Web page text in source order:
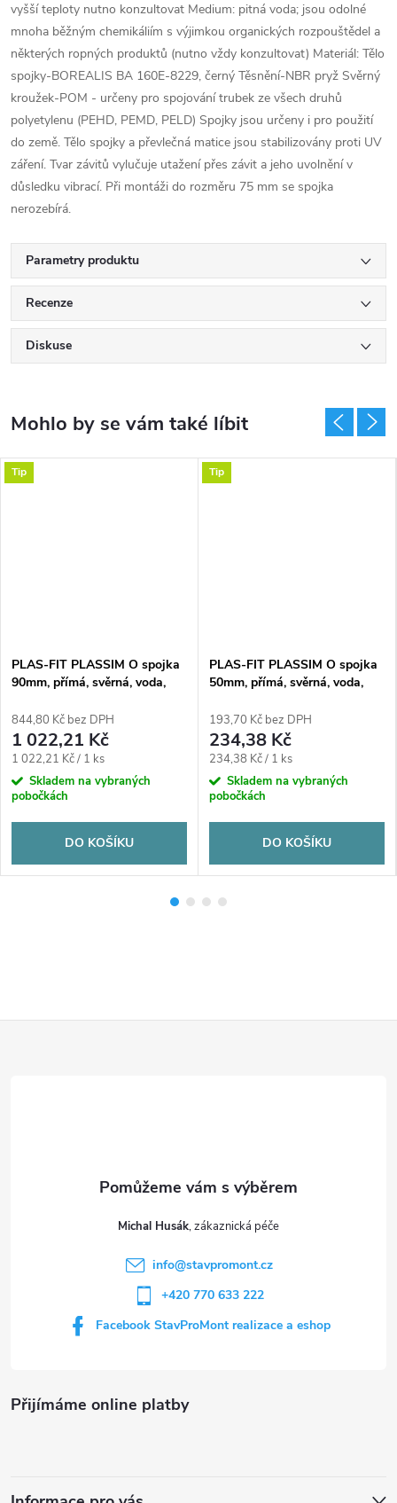
vyšší teploty nutno konzultovat Medium: pitná voda; jsou odolné
mnoha běžným chemikáliím s výjimkou organických rozpouštědel a
některých ropných produktů (nutno vždy konzultovat) Materiál: Tělo
spojky-BOREALIS BA 160E-8229, černý Těsnění-NBR pryž Svěrný
kroužek-POM - určeny pro spojování trubek ze všech druhů
polyetylenu (PEHD, PEMD, PELD) Spojky jsou určeny i pro použití
do země. Tělo spojky a převlečná matice jsou stabilizovány proti UV
záření. Tvar závitů vylučuje utažení přes závit a jeho uvolnění v
důsledku vibrací. Při montáži do rozměru 75 mm se spojka
nerozebírá.
Parametry produktu
Recenze
Diskuse
Tip
PLAS-FIT PLASSIM O spojka
90mm, přímá, svěrná, voda,
844,80 Kč bez DPH
1 022,21 Kč
Měrná
cena:
1 022,21 Kč / 1 ks
Skladem na vybraných
pobočkách
DO KOŠÍKU
Tip
PLAS-FIT PLASSIM O spojka
50mm, přímá, svěrná, voda,
193,70 Kč bez DPH
234,38 Kč
Měrná
cena:
234,38 Kč / 1 ks
Skladem na vybraných
pobočkách
DO KOŠÍKU
Přijímáme online platby
Michal Husák
info@stavpromont.cz
+420 770 633 222
Facebook StavProMont realizace a eshop